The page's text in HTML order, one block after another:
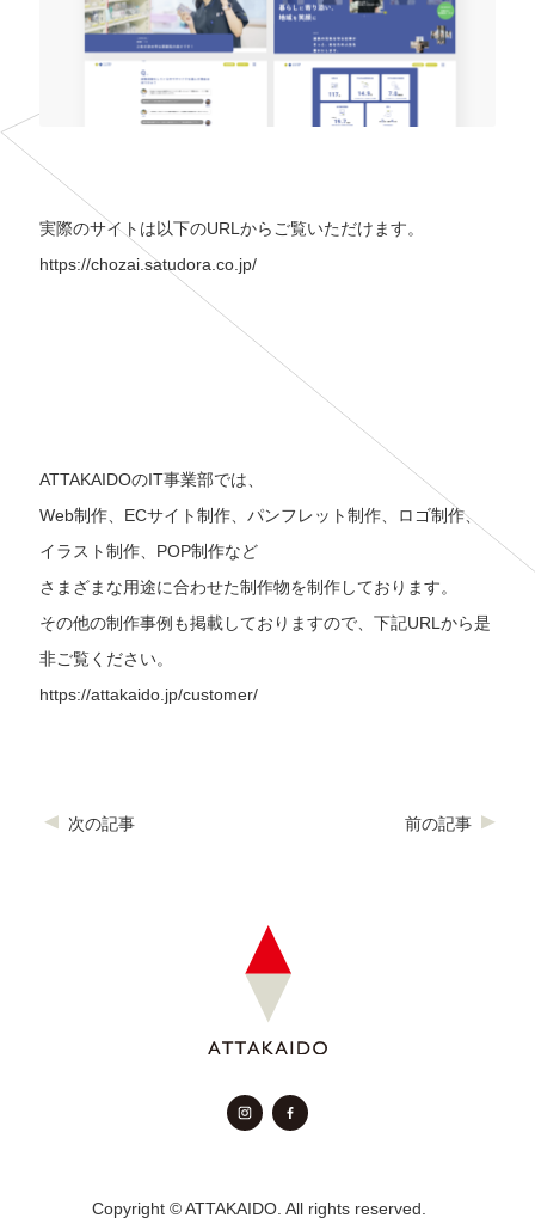
実際のサイトは以下のURLからご覧いただけます。
https://chozai.satudora.co.jp/
ATTAKAIDOのIT事業部では、
Web制作、ECサイト制作、パンフレット制作、ロゴ制作、
イラスト制作、POP制作など
さまざまな用途に合わせた制作物を制作しております。
その他の制作事例も掲載しておりますので、下記URLから是
非ご覧ください。
https://attakaido.jp/customer/
次の記事 前の記事
Copyright © ATTAKAIDO. All rights reserved.